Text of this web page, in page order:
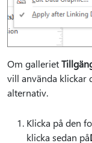
Om galleriet
vill använda klickar
alternativ.
Klicka på den
klicka sedan på